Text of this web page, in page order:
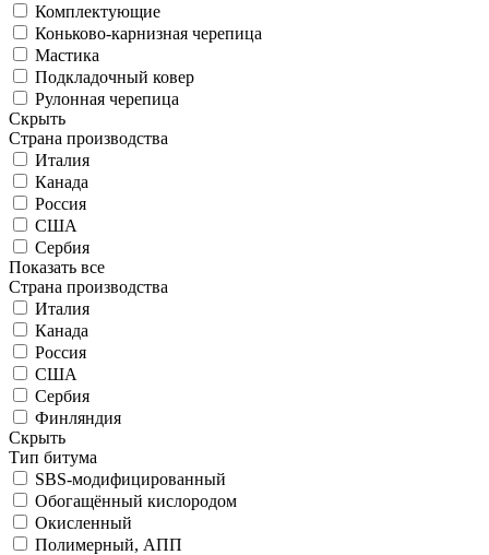
Комплектующие
Коньково-карнизная черепица
Мастика
Подкладочный ковер
Рулонная черепица
Скрыть
Страна производства
Италия
Канада
Россия
США
Сербия
Показать все
Страна производства
Италия
Канада
Россия
США
Сербия
Финляндия
Скрыть
Тип битума
SBS-модифицированный
Обогащённый кислородом
Окисленный
Полимерный, АПП